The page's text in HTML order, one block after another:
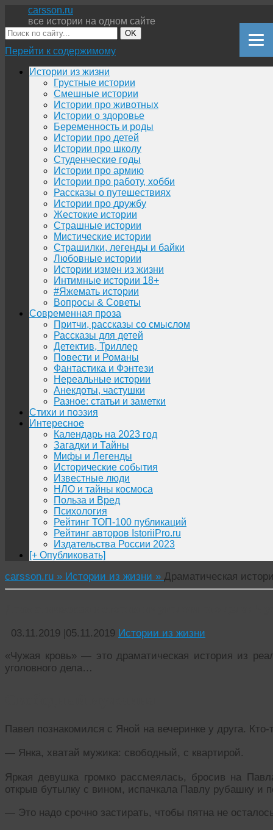
carsson.ru
все истории на одном сайте
OK
Перейти к содержимому
Истории из жизни
Грустные истории
Смешные истории
Истории про животных
Истории о здоровье
Беременность и роды
Истории про детей
Истории про школу
Студенческие годы
Истории про армию
Истории про работу, хобби
Рассказы о путешествиях
Истории про дружбу
Жестокие истории
Страшные истории
Мистические истории
Страшилки, легенды и байки
Любовные истории
Истории измен из жизни
Интимные истории 18+
#Яжемать истории
Вопросы & Советы
Современная проза
Притчи, рассказы со смыслом
Рассказы для детей
Детектив, Триллер
Повести и Романы
Фантастика и Фэнтези
Нереальные истории
Анекдоты, частушки
Разное: статьи и заметки
Стихи и поэзия
Интересное
Календарь на 2023 год
Загадки и Тайны
Мифы и Легенды
Исторические события
Известные люди
НЛО и тайны космоса
Польза и Вред
Психология
Рейтинг ТОП-100 публикаций
Рейтинг авторов IstoriiPro.ru
Издательства России 2023
[+ Опубликовать]
carsson.ru » Истории из жизни » Драматическая
03.11.2019 |05.11.2019 Истории из жизни
«Чужая кровь» — это драматическая история из
уголовного дела…
Павел познакомился с Яной на вечеринке у друга.
— Янка, хватай мужика: свободный, с квартирой.
Яркая девушка громко рассмеялась, бросив на
открыв бутылку с вином, испачкала Павлу рубашку и
— Это надо срочно застирать, чтобы пятна не